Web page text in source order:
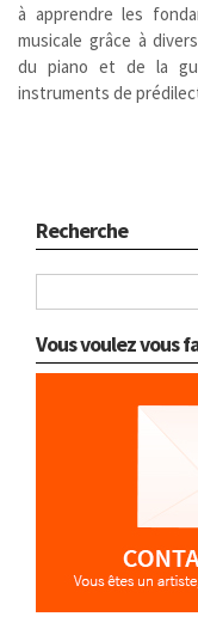
à apprendre les
musicale grâce à
du piano et de la
instruments de
Recherche
Vous voulez vous